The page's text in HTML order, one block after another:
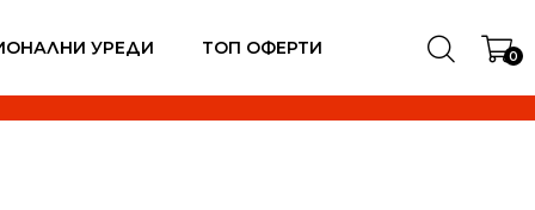
УРЕДИ ТОП ОФЕРТИ 0